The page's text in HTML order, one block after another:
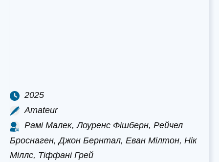
2025
Amateur
Рамі Малек, Лоуренс Фішберн, Рейчел
Броснаген, Джон Бернтал, Еван Мілтон, Нік
Міллс, Тіффані Грей